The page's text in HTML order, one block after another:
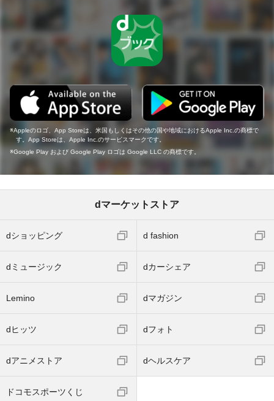
Appleのロゴ、App Storeは、米国もしくはその他の国や地域におけるApple Inc.の商標で
す。App Storeは、Apple Inc.のサービスマークです。
Google Play および Google Play ロゴは Google LLC の商標です。
dマーケットストア
dショッピング d fashion
dミュージック dカーシェア
Lemino dマガジン
dヒッツ dフォト
dアニメストア dヘルスケア
ドコモスポーツくじ